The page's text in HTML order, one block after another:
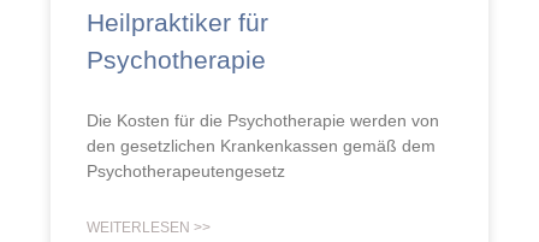
Heilpraktiker für
Psychotherapie
Die Kosten für die Psychotherapie werden von
den gesetzlichen Krankenkassen gemäß dem
Psychotherapeutengesetz
WEITERLESEN >>